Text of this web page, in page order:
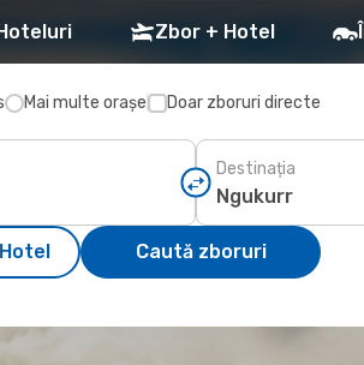
Zbor + Hotel
Mai multe orașe Doar zboruri directe
Destinația
Caută zboruri